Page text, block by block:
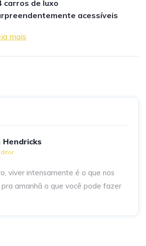
carros de luxo
acessíveis
mais
Hendricks
viver intensamente é o que nos
amanhã o que você pode fazer